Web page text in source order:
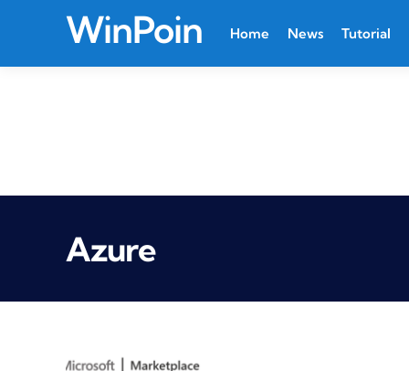
WinPoin Home News Tutorial
Azure